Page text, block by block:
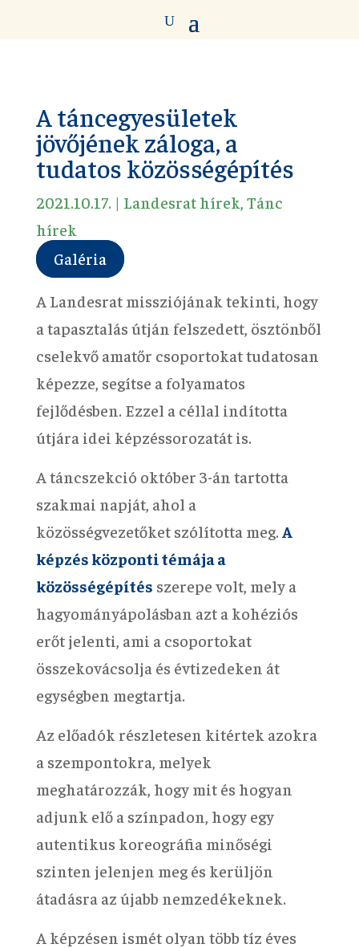
A táncegyesületek
jövőjének záloga, a
tudatos közösségépítés
2021.10.17. | Landesrat hírek, Tánc
hírek
Galéria
A Landesrat missziójának tekinti, hogy
a tapasztalás útján felszedett, ösztönből
cselekvő amatőr csoportokat tudatosan
képezze, segítse a folyamatos
fejlődésben. Ezzel a céllal indította
útjára idei képzéssorozatát is.
A táncszekció október 3-án tartotta
szakmai napját, ahol a
közösségvezetőket szólította meg. A
képzés központi témája a
közösségépítés szerepe volt, mely a
hagyományápolásban azt a kohéziós
erőt jelenti, ami a csoportokat
összekovácsolja és évtizedeken át
egységben megtartja.
Az előadók részletesen kitértek azokra
a szempontokra, melyek
meghatározzák, hogy mit és hogyan
adjunk elő a színpadon, hogy egy
autentikus koreográfia minőségi
szinten jelenjen meg és kerüljön
átadásra az újabb nemzedékeknek.
A képzésen ismét olyan több tíz éves